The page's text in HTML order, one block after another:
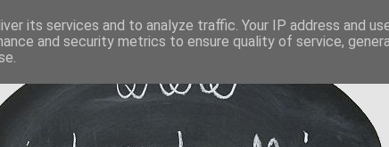
its services and to analyze traffic. Your IP address and
and security metrics to ensure quality of service,